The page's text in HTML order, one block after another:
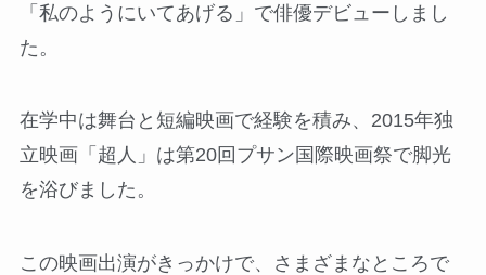
「私のようにいてあげる」で俳優デビューしまし
た。
在学中は舞台と短編映画で経験を積み、2015年独
立映画「超人」は第20回プサン国際映画祭で脚光
を浴びました。
この映画出演がきっかけで、さまざまなところで